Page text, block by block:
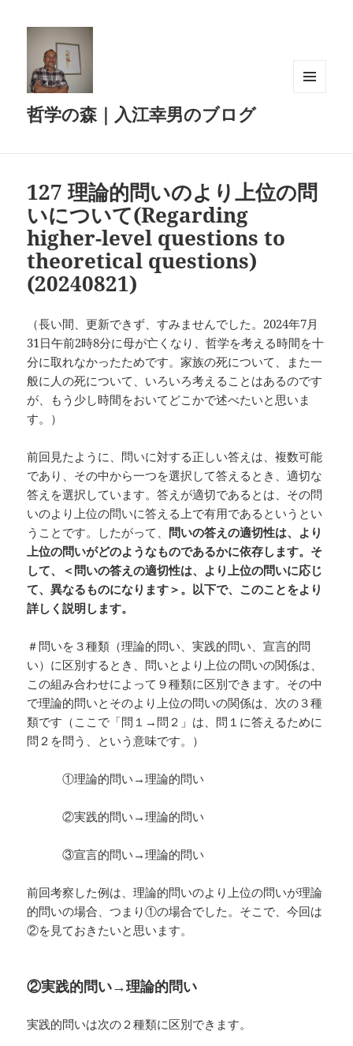
哲学の森｜入江幸男のブログ
127 理論的問いのより上位の問
いについて(Regarding
higher-level questions to
theoretical questions)
(20240821)
（長い間、更新できず、すみませんでした。2024年7月
31日午前2時8分に母が亡くなり、哲学を考える時間を十
分に取れなかったためです。家族の死について、また一
般に人の死について、いろいろ考えることはあるのです
が、もう少し時間をおいてどこかで述べたいと思いま
す。）
前回見たように、問いに対する正しい答えは、複数可能
であり、その中から一つを選択して答えるとき、適切な
答えを選択しています。答えが適切であるとは、その問
いのより上位の問いに答える上で有用であるというとい
うことです。したがって、 問いの答えの適切性は、より
上位の問いがどのようなものであるかに依存します。そ
して、＜問いの答えの適切性は、より上位の問いに応じ
て、異なるものになります＞。以下で、このことをより
詳しく説明します。
＃問いを３種類（理論的問い、実践的問い、宣言的問
い）に区別するとき、問いとより上位の問いの関係は、
この組み合わせによって９種類に区別できます。その中
で理論的問いとそのより上位の問いの関係は、次の３種
類です（ここで「問１→問２」は、問１に答えるために
問２を問う、という意味です。）
①理論的問い→理論的問い
②実践的問い→理論的問い
③宣言的問い→理論的問い
前回考察した例は、理論的問いのより上位の問いが理論
的問いの場合、つまり①の場合でした。そこで、今回は
②を見ておきたいと思います。
②実践的問い→理論的問い
実践的問いは次の２種類に区別できます。